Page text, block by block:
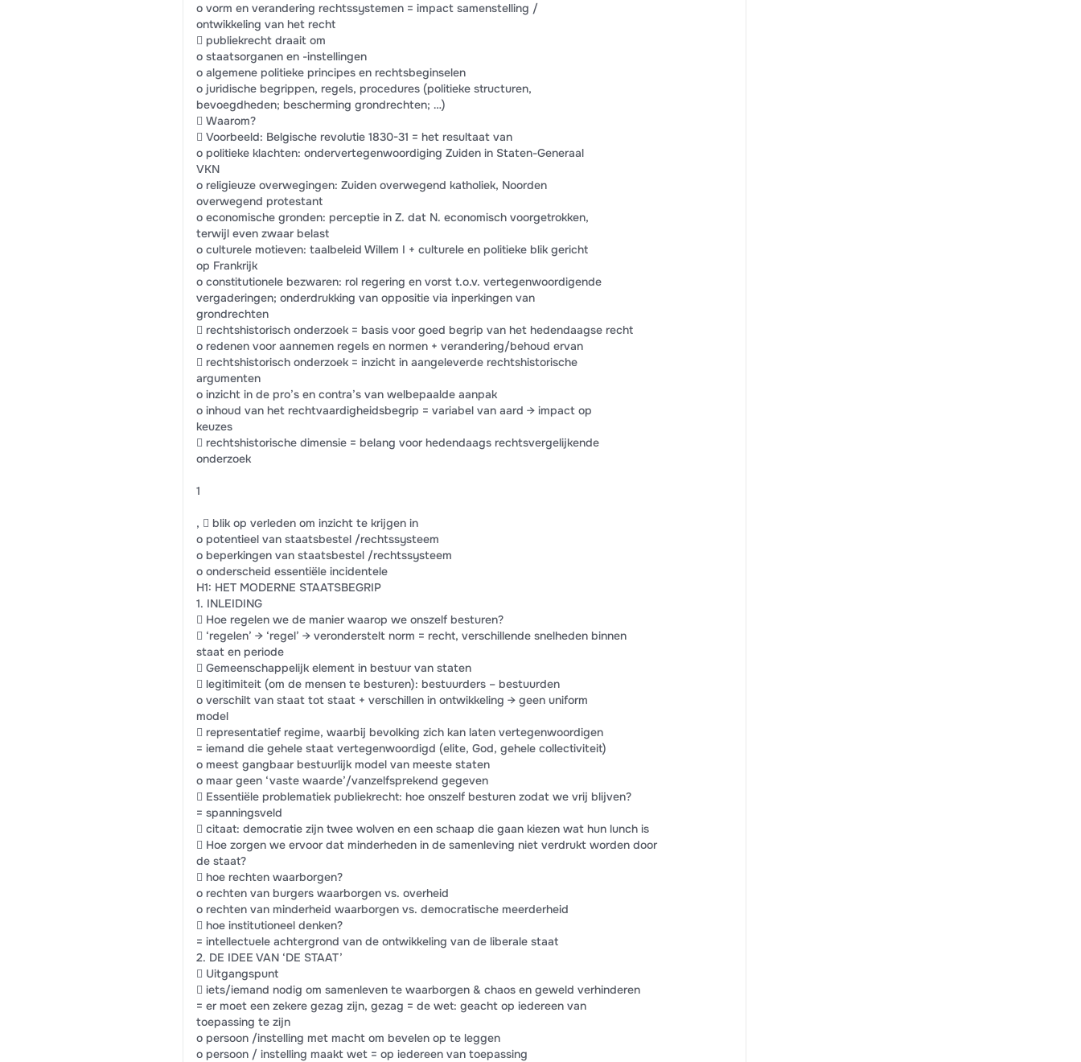
o vorm en verandering rechtssystemen = impact samenstelling /
ontwikkeling van het recht
 publiekrecht draait om
o staatsorganen en -instellingen
o algemene politieke principes en rechtsbeginselen
o juridische begrippen, regels, procedures (politieke structuren,
bevoegdheden; bescherming grondrechten; …)
 Waarom?
 Voorbeeld: Belgische revolutie 1830-31 = het resultaat van
o politieke klachten: ondervertegenwoordiging Zuiden in Staten-Generaal
VKN
o religieuze overwegingen: Zuiden overwegend katholiek, Noorden
overwegend protestant
o economische gronden: perceptie in Z. dat N. economisch voorgetrokken,
terwijl even zwaar belast
o culturele motieven: taalbeleid Willem I + culturele en politieke blik gericht
op Frankrijk
o constitutionele bezwaren: rol regering en vorst t.o.v. vertegenwoordigende
vergaderingen; onderdrukking van oppositie via inperkingen van
grondrechten
 rechtshistorisch onderzoek = basis voor goed begrip van het hedendaagse recht
o redenen voor aannemen regels en normen + verandering/behoud ervan
 rechtshistorisch onderzoek = inzicht in aangeleverde rechtshistorische
argumenten
o inzicht in de pro’s en contra’s van welbepaalde aanpak
o inhoud van het rechtvaardigheidsbegrip = variabel van aard → impact op
keuzes
 rechtshistorische dimensie = belang voor hedendaags rechtsvergelijkende
onderzoek
1
,  blik op verleden om inzicht te krijgen in
o potentieel van staatsbestel /rechtssysteem
o beperkingen van staatsbestel /rechtssysteem
o onderscheid essentiële incidentele
H1: HET MODERNE STAATSBEGRIP
1. INLEIDING
 Hoe regelen we de manier waarop we onszelf besturen?
 ‘regelen’ → ‘regel’ → veronderstelt norm = recht, verschillende snelheden binnen
staat en periode
 Gemeenschappelijk element in bestuur van staten
 legitimiteit (om de mensen te besturen): bestuurders – bestuurden
o verschilt van staat tot staat + verschillen in ontwikkeling → geen uniform
model
 representatief regime, waarbij bevolking zich kan laten vertegenwoordigen
= iemand die gehele staat vertegenwoordigd (elite, God, gehele collectiviteit)
o meest gangbaar bestuurlijk model van meeste staten
o maar geen ‘vaste waarde’/vanzelfsprekend gegeven
 Essentiële problematiek publiekrecht: hoe onszelf besturen zodat we vrij blijven?
= spanningsveld
 citaat: democratie zijn twee wolven en een schaap die gaan kiezen wat hun lunch is
 Hoe zorgen we ervoor dat minderheden in de samenleving niet verdrukt worden door
de staat?
 hoe rechten waarborgen?
o rechten van burgers waarborgen vs. overheid
o rechten van minderheid waarborgen vs. democratische meerderheid
 hoe institutioneel denken?
= intellectuele achtergrond van de ontwikkeling van de liberale staat
2. DE IDEE VAN ‘DE STAAT’
 Uitgangspunt
 iets/iemand nodig om samenleven te waarborgen & chaos en geweld verhinderen
= er moet een zekere gezag zijn, gezag = de wet: geacht op iedereen van
toepassing te zijn
o persoon /instelling met macht om bevelen op te leggen
o persoon / instelling maakt wet = op iedereen van toepassing